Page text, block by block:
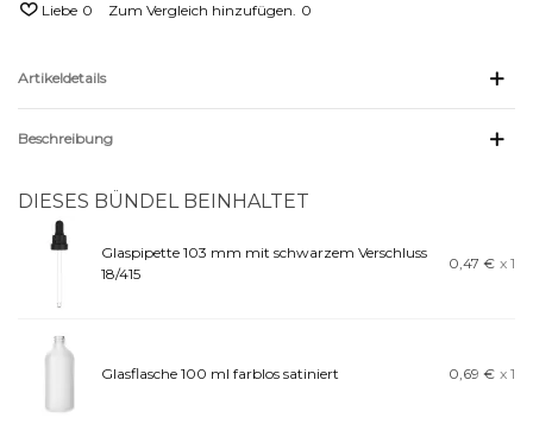
Liebe 0 Zum Vergleich hinzufügen. 0
Artikeldetails
Beschreibung
DIESES BÜNDEL BEINHALTET
Glaspipette 103 mm mit schwarzem Verschluss
18/415
0,47 € x 1
Glasflasche 100 ml farblos satiniert 0,69 € x 1